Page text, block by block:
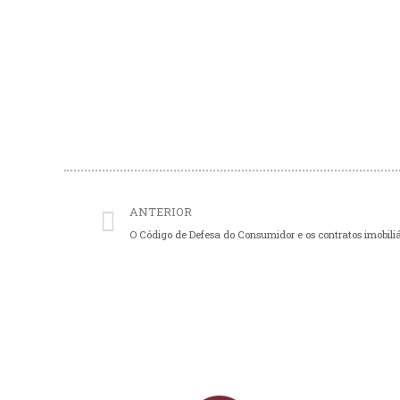
Prev
ANTERIOR
O Código de Defesa do Consumidor e os contratos